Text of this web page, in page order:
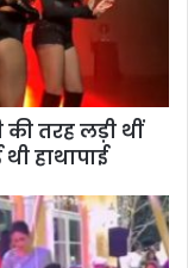
तरह लड़ी थीं
हाथापाई